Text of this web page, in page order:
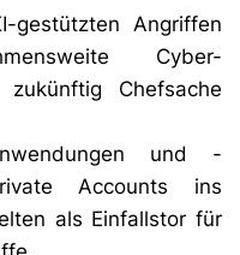
gestützten Angriffen
Cyber-
Chefsache
und -
Accounts ins
als Einfallstor für